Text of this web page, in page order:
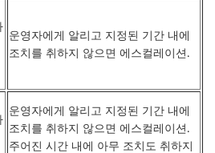
운영자에게 알리고 지정된 기간 내에
조치를 취하지 않으면 에스컬레이션.
운영자에게 알리고 지정된 기간 내에
조치를 취하지 않으면 에스컬레이션.
주어진 시간 내에 아무 조치도 취하지